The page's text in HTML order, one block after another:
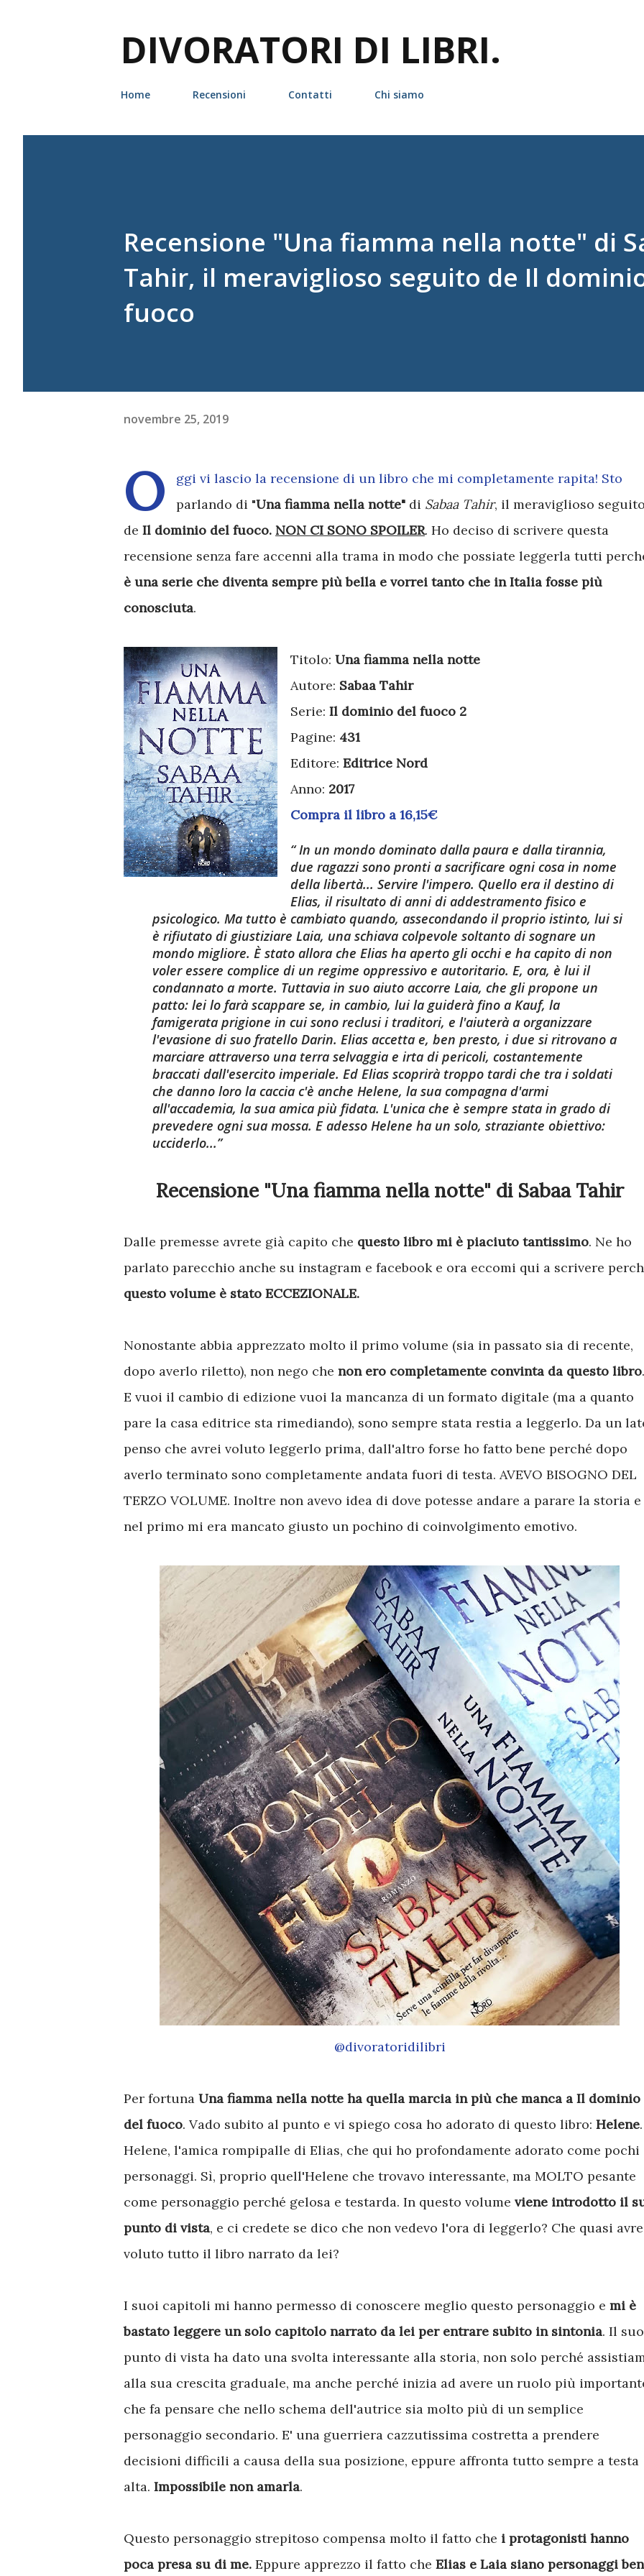
DIVORATORI DI LIBRI.
Home Recensioni Contatti Chi siamo
Recensione "Una fiamma nella notte" di
Tahir, il meraviglioso seguito de Il
fuoco
novembre 25, 2019
O
ggi vi lascio la recensione di un libro che mi completamente rapita! Sto
parlando di "Una fiamma nella notte" di Sabaa Tahir, il meraviglioso
de Il dominio del fuoco. NON CI SONO SPOILER. Ho deciso di scrivere questa
recensione senza fare accenni alla trama in modo che possiate leggerla tutti
è una serie che diventa sempre più bella e vorrei tanto che in Italia fosse più
conosciuta.
Titolo: Una fiamma nella notte
Autore: Sabaa Tahir
Serie: Il dominio del fuoco 2
Pagine: 431
Editore: Editrice Nord
Anno: 2017
Compra il libro a 16,15€
In un mondo dominato dalla paura e dalla tirannia,
due ragazzi sono pronti a sacrificare ogni cosa in nome
della libertà... Servire l'impero. Quello era il destino di
Elias, il risultato di anni di addestramento fisico e
psicologico. Ma tutto è cambiato quando, assecondando il proprio istinto, lui si
è rifiutato di giustiziare Laia, una schiava colpevole soltanto di sognare un
mondo migliore. È stato allora che Elias ha aperto gli occhi e ha capito di non
voler essere complice di un regime oppressivo e autoritario. E, ora, è lui il
condannato a morte. Tuttavia in suo aiuto accorre Laia, che gli propone un
patto: lei lo farà scappare se, in cambio, lui la guiderà fino a Kauf, la
famigerata prigione in cui sono reclusi i traditori, e l'aiuterà a organizzare
l'evasione di suo fratello Darin. Elias accetta e, ben presto, i due si ritrovano a
marciare attraverso una terra selvaggia e irta di pericoli, costantemente
braccati dall'esercito imperiale. Ed Elias scoprirà troppo tardi che tra i soldati
che danno loro la caccia c'è anche Helene, la sua compagna d'armi
all'accademia, la sua amica più fidata. L'unica che è sempre stata in grado di
prevedere ogni sua mossa. E adesso Helene ha un solo, straziante obiettivo:
ucciderlo...
Recensione "Una fiamma nella notte" di Sabaa Tahir
Dalle premesse avrete già capito che questo libro mi è piaciuto tantissimo. Ne ho
parlato parecchio anche su instagram e facebook e ora eccomi qui a scrivere
questo volume è stato ECCEZIONALE.
Nonostante abbia apprezzato molto il primo volume (sia in passato sia di recente,
dopo averlo riletto), non nego che non ero completamente convinta da questo libro.
E vuoi il cambio di edizione vuoi la mancanza di un formato digitale (ma a quanto
pare la casa editrice sta rimediando), sono sempre stata restia a leggerlo. Da un
penso che avrei voluto leggerlo prima, dall'altro forse ho fatto bene perché dopo
averlo terminato sono completamente andata fuori di testa. AVEVO BISOGNO DEL
TERZO VOLUME. Inoltre non avevo idea di dove potesse andare a parare la storia e
nel primo mi era mancato giusto un pochino di coinvolgimento emotivo.
@divoratoridilibri
Per fortuna Una fiamma nella notte ha quella marcia in più che manca a Il dominio
del fuoco. Vado subito al punto e vi spiego cosa ho adorato di questo libro: Helene.
Helene, l'amica rompipalle di Elias, che qui ho profondamente adorato come pochi
personaggi. Sì, proprio quell'Helene che trovavo interessante, ma MOLTO pesante
come personaggio perché gelosa e testarda. In questo volume viene introdotto il
punto di vista, e ci credete se dico che non vedevo l'ora di leggerlo? Che quasi
voluto tutto il libro narrato da lei?
I suoi capitoli mi hanno permesso di conoscere meglio questo personaggio e mi è
bastato leggere un solo capitolo narrato da lei per entrare subito in sintonia. Il suo
punto di vista ha dato una svolta interessante alla storia, non solo perché
alla sua crescita graduale, ma anche perché inizia ad avere un ruolo più
che fa pensare che nello schema dell'autrice sia molto più di un semplice
personaggio secondario. E' una guerriera cazzutissima costretta a prendere
decisioni difficili a causa della sua posizione, eppure affronta tutto sempre a testa
alta. Impossibile non amarla.
Questo personaggio strepitoso compensa molto il fatto che i protagonisti hanno
poca presa su di me. Eppure apprezzo il fatto che Elias e Laia siano personaggi ben